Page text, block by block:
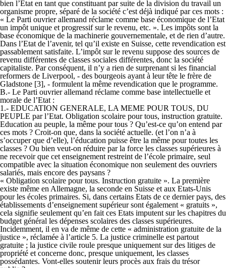
bien l’Etat en tant que constituant par suite de la division du travail un
organisme propre, séparé de la société c’est déjà indiqué par ces mots :
« Le Parti ouvrier allemand réclame comme base économique de l’Etat
un impôt unique et progressif sur le revenu, etc. ». Les impôts sont la
base économique de la machinerie gouvernementale, et de rien d’autre.
Dans l’Etat de l’avenir, tel qu’il existe en Suisse, cette revendication est
passablement satisfaite. L’impôt sur le revenu suppose des sources de
revenu différentes de classes sociales différentes, donc la société
capitaliste. Par conséquent, il n’y a rien de surprenant si les financial
reformers de Liverpool, - des bourgeois ayant à leur tête le frère de
Gladstone [3], - formulent la même revendication que le programme.
B.- Le Parti ouvrier allemand réclame comme base intellectuelle et
morale de l’Etat :
1.- EDUCATION GENERALE, LA MEME POUR TOUS, DU
PEUPLE par l’Etat. Obligation scolaire pour tous, instruction gratuite.
Education au peuple, la même pour tous ? Qu’est-ce qu’on entend par
ces mots ? Croit-on que, dans la société actuelle. (et l’on n’a à
s’occuper que d’elle), l’éducation puisse être la même pour toutes les
classes ? Ou bien veut-on réduire par la force les classes supérieures à
ne recevoir que cet enseignement restreint de l’école primaire, seul
compatible avec la situation économique non seulement des ouvriers
salariés, mais encore des paysans ?
« Obligation scolaire pour tous. Instruction gratuite ». La première
existe même en Allemagne, la seconde en Suisse et aux Etats-Unis
pour les écoles primaires. Si, dans certains Etats de ce dernier pays, des
établissements d’enseignement supérieur sont également « gratuits »,
cela signifie seulement qu’en fait ces Etats imputent sur les chapitres du
budget général les dépenses scolaires des classes supérieures.
Incidemment, il en va de même de cette « administration gratuite de la
justice », réclamée à l’article 5. La justice criminelle est partout
gratuite ; la justice civile roule presque uniquement sur des litiges de
propriété et concerne donc, presque uniquement, les classes
possédantes. Vont-elles soutenir leurs procès aux frais du trésor